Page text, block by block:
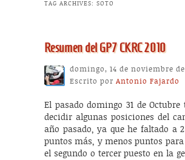
TAG ARCHIVES:SOTO
Resumen del GP7 CKRC 2010
domingo, 14 de noviembre
Escrito porAntonio Fajardo
El pasado domingo 31 de Octubre
decidir algunas posiciones del
año pasado, ya que he faltado a
puntos más, y menos puntos
el segundo o tercer puesto en la